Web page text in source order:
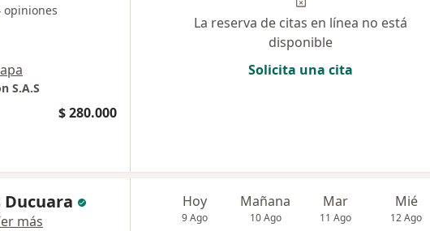
opiniones
S.A.S
$ 280.000
La reserva de citas en línea no está
disponible
Solicita una cita
Ducuara
más
Hoy
9 Ago
Mañana
10 Ago
Mar
11 Ago
Mié
12 Ago